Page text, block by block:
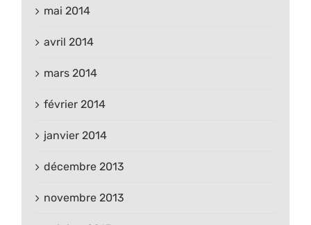
mai 2014
avril 2014
mars 2014
février 2014
janvier 2014
décembre 2013
novembre 2013